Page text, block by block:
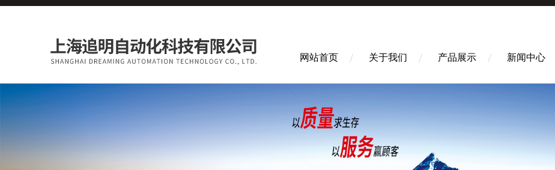
网站首页 关于我们 产品展示 新闻中心